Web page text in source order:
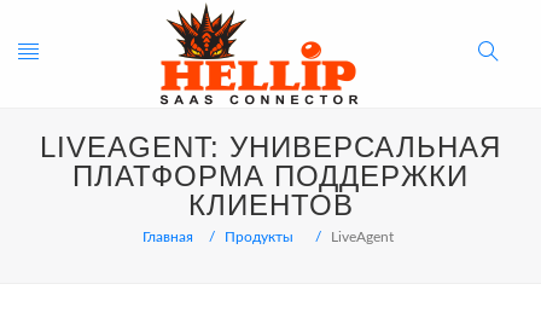
Toggle
navigation
Search
Button
LIVEAGENT: УНИВЕРСАЛЬНАЯ
ПЛАТФОРМА ПОДДЕРЖКИ
КЛИЕНТОВ
Главная Продукты LiveAgent